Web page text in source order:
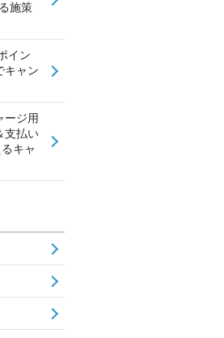
施策
イン
キャン
ージ用
支払い
キャ